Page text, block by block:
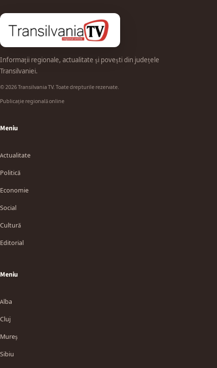
Informații regionale, actualitate și povești din județele
Transilvaniei.
© 2026 Transilvania TV. Toate drepturile rezervate.
Publicație regională online
Meniu
Actualitate
Politică
Economie
Social
Cultură
Editorial
Meniu
Alba
Cluj
Mureș
Sibiu